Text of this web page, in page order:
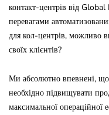
контакт-центрів від
перевагами
для кол-центрів, можливо
своїх клієнтів?
Ми абсолютно впевнені,
необхідно підвищувати
максимальної операційної